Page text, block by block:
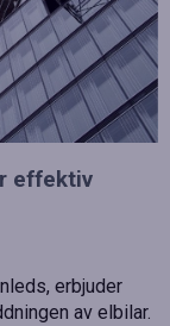
effektiv
erbjuder
av elbilar.